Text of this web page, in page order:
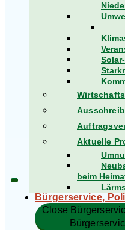
Aktuelle
beim
Bürgerservice,
Close